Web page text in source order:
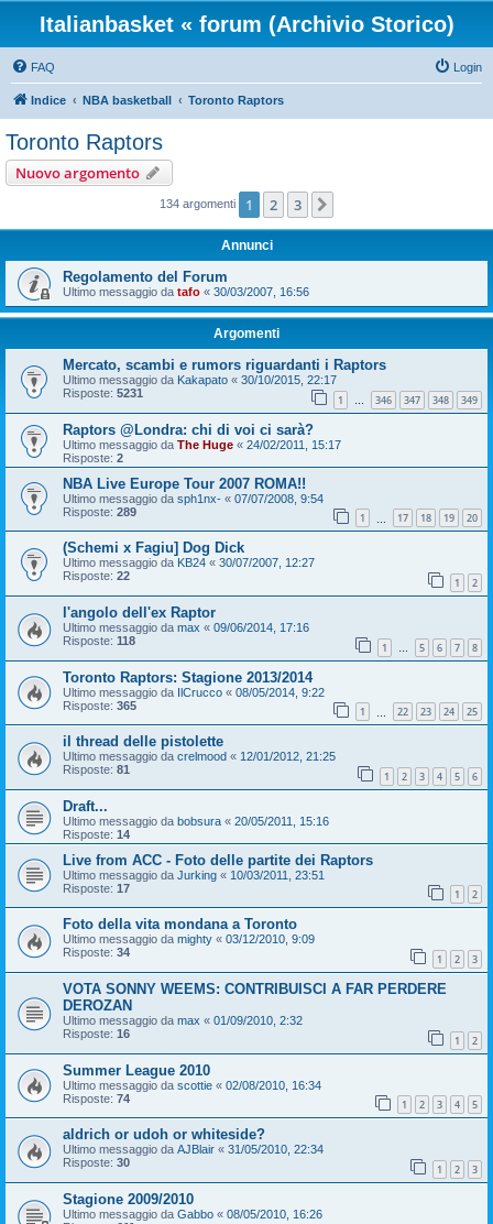
Italianbasket « forum (Archivio Storico)
FAQ Login
Indice NBA basketball Toronto Raptors
Toronto Raptors
Nuovo argomento
134 argomenti 1 2 3
Annunci
Regolamento del Forum
Ultimo messaggio da tafo « 30/03/2007, 16:56
Argomenti
Mercato, scambi e rumors riguardanti i Raptors
Ultimo messaggio da Kakapato « 30/10/2015, 22:17
Risposte: 5231 1 … 346 347 348 349
Raptors @Londra: chi di voi ci sarà?
Ultimo messaggio da The Huge « 24/02/2011, 15:17
Risposte: 2
NBA Live Europe Tour 2007 ROMA!!
Ultimo messaggio da sph1nx- « 07/07/2008, 9:54
Risposte: 289 1 17 18 19 20
(Schemi x Fagiu] Dog Dick
Ultimo messaggio da KB24 « 30/07/2007, 12:27
Risposte: 22 1 2
l'angolo dell'ex Raptor
Ultimo messaggio da max « 09/06/2014, 17:16
Risposte: 118 1 … 5 6 7 8
Toronto Raptors: Stagione 2013/2014
Ultimo messaggio da IlCrucco « 08/05/2014, 9:22
Risposte: 365 1 22 23 24 25
il thread delle pistolette
Ultimo messaggio da crelmood « 12/01/2012, 21:25
Risposte: 81 1 2 3 4 5 6
Draft...
Ultimo messaggio da bobsura « 20/05/2011, 15:16
Risposte: 14
Live from ACC - Foto delle partite dei Raptors
Ultimo messaggio da Jurking « 10/03/2011, 23:51
Risposte: 17 1 2
Foto della vita mondana a Toronto
Ultimo messaggio da mighty « 03/12/2010, 9:09
Risposte: 34 1 2 3
VOTA SONNY WEEMS: CONTRIBUISCI A FAR PERDERE
DEROZAN
Ultimo messaggio da max « 01/09/2010, 2:32
Risposte: 16 1 2
Summer League 2010
Ultimo messaggio da scottie « 02/08/2010, 16:34
Risposte: 74 1 2 3 4 5
aldrich or udoh or whiteside?
Ultimo messaggio da AJBlair « 31/05/2010, 22:34
Risposte: 30 1 2 3
Stagione 2009/2010
Ultimo messaggio da Gabbo « 08/05/2010, 16:26